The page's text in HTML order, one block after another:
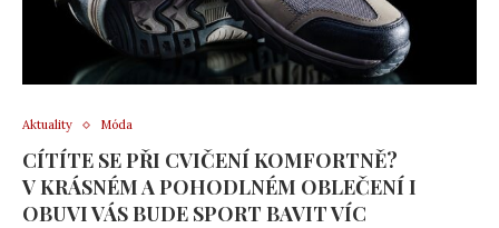
Aktuality Móda
CÍTÍTE SE PŘI CVIČENÍ KOMFORTNĚ?
V KRÁSNÉM A POHODLNÉM OBLEČENÍ I
OBUVI VÁS BUDE SPORT BAVIT VÍC